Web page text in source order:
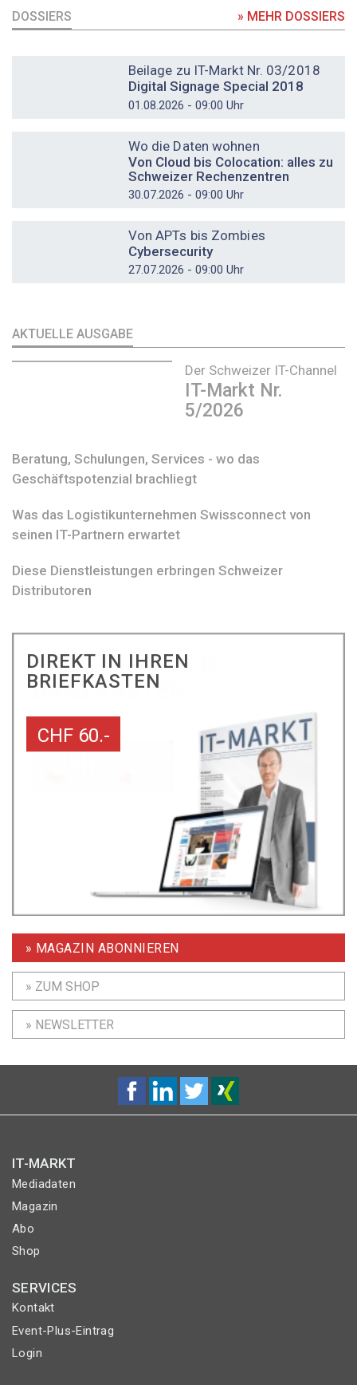
DOSSIERS » MEHR DOSSIERS
Beilage zu IT-Markt Nr. 03/2018
Digital Signage Special 2018
01.08.2026 - 09:00 Uhr
Wo die Daten wohnen
Von Cloud bis Colocation: alles zu
Schweizer Rechenzentren
30.07.2026 - 09:00 Uhr
Von APTs bis Zombies
Cybersecurity
27.07.2026 - 09:00 Uhr
AKTUELLE AUSGABE
Der Schweizer IT-Channel
IT-Markt Nr.
5/2026
Beratung, Schulungen, Services - wo das
Geschäftspotenzial brachliegt
Was das Logistikunternehmen Swissconnect von
seinen IT-Partnern erwartet
Diese Dienstleistungen erbringen Schweizer
Distributoren
DIREKT IN IHREN
BRIEFKASTEN
CHF 60.-
» MAGAZIN ABONNIEREN
» ZUM SHOP
» NEWSLETTER
IT-MARKT
Mediadaten
Magazin
Abo
Shop
SERVICES
Kontakt
Event-Plus-Eintrag
Login